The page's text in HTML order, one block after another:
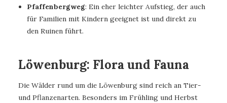
Pfaffenbergweg: Ein eher leichter Aufstieg, der auch
für Familien mit Kindern geeignet ist und direkt zu
den Ruinen führt.
Löwenburg: Flora und Fauna
Die Wälder rund um die Löwenburg sind reich an Tier-
und Pflanzenarten. Besonders im Frühling und Herbst